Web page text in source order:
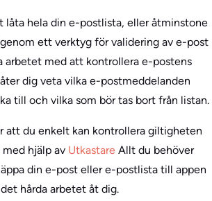
låta hela din e-postlista, eller åtminstone
ett verktyg för validering av e-post
arbetet med att kontrollera e-postens
dig veta vilka e-postmeddelanden
till och vilka som bör tas bort från listan.
att du enkelt kan kontrollera giltigheten
hjälp av Utkastare Allt du behöver
din e-post eller e-postlista till appen
hårda arbetet åt dig.